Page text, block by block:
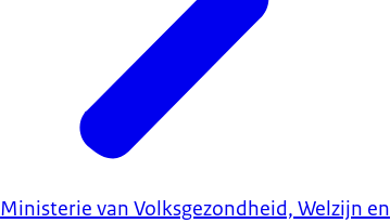
Ministerie van Volksgezondheid, Welzijn en